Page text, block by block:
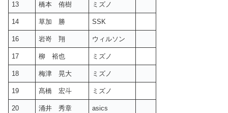
13 橋本 侑樹 ミズノ
14 草加 勝 SSK
16 岩嵜 翔 ウィルソン
17 柳 裕也 ミズノ
18 梅津 晃大 ミズノ
19 髙橋 宏斗 ミズノ
20 涌井 秀章 asics